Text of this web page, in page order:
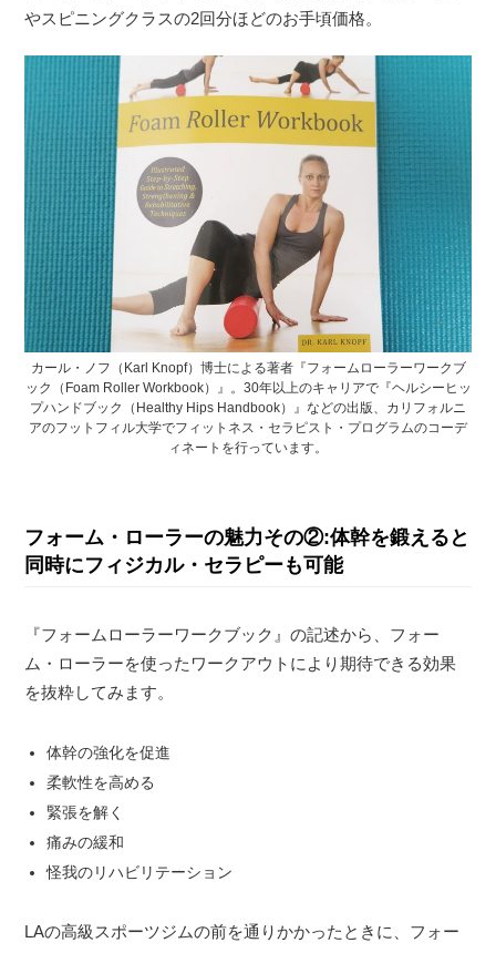
やスピニングクラスの2回分ほどのお手頃価格。
カール・ノフ（Karl Knopf）博士による著者『フォームローラーワークブ
ック（Foam Roller Workbook）』。30年以上のキャリアで『ヘルシーヒッ
プハンドブック（Healthy Hips Handbook）』などの出版、カリフォルニ
アのフットフィル大学でフィットネス・セラピスト・プログラムのコーデ
ィネートを行っています。
フォーム・ローラーの魅力その②:体幹を鍛えると
同時にフィジカル・セラピーも可能
『フォームローラーワークブック』の記述から、フォー
ム・ローラーを使ったワークアウトにより期待できる効果
を抜粋してみます。
体幹の強化を促進
柔軟性を高める
緊張を解く
痛みの緩和
怪我のリハビリテーション
LAの高級スポーツジムの前を通りかかったときに、フォー